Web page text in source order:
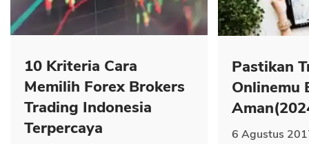
10 Kriteria Cara
Memilih Forex Brokers
Trading Indonesia
Terpercaya
Pastikan
Onlinemu
6 Agustus